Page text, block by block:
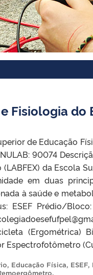
Fisiologia do
de Educação
90074
da Escola
em duas
à saúde e
ESEF Prédio/
(Ergométrica)
Espectrofotômetro
, Educação Física, ESEF,
.